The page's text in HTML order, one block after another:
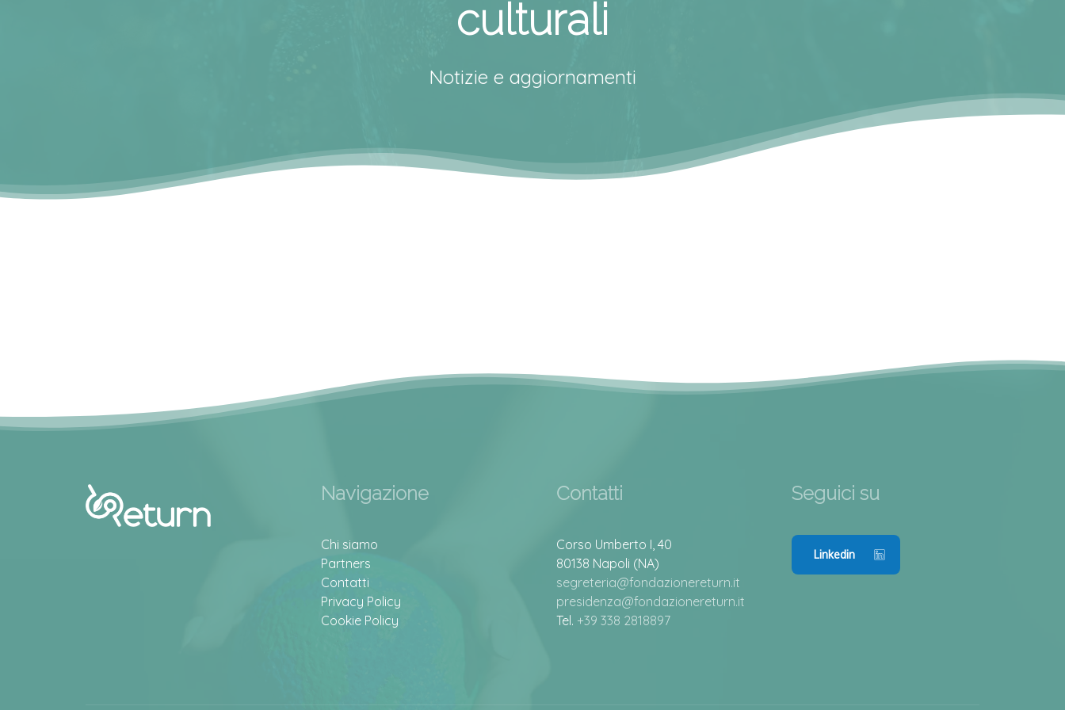
culturali
Notizie e aggiornamenti
Navigazione
Chi siamo
Partners
Contatti
Privacy Policy
Cookie Policy
Contatti
Corso Umberto I, 40
80138 Napoli (NA)
segreteria@fondazionereturn.it
presidenza@fondazionereturn.it
Tel. +39 338 2818897
Seguici su
Linkedin